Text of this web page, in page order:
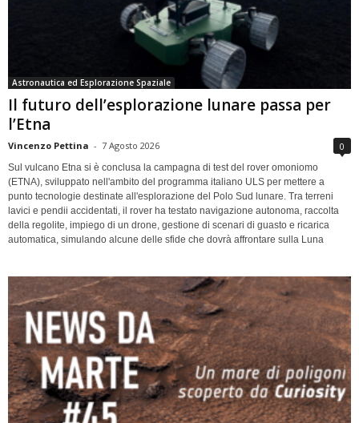
Astronautica ed Esplorazione Spaziale
Il futuro dell’esplorazione lunare passa per
l’Etna
Vincenzo Pettina - 7 Agosto 2026 0
Sul vulcano Etna si è conclusa la campagna di test del rover omoniomo
(ETNA), sviluppato nell'ambito del programma italiano ULS per mettere a
punto tecnologie destinate all'esplorazione del Polo Sud lunare. Tra terreni
lavici e pendii accidentati, il rover ha testato navigazione autonoma, raccolta
della regolite, impiego di un drone, gestione di scenari di guasto e ricarica
automatica, simulando alcune delle sfide che dovrà affrontare sulla Luna